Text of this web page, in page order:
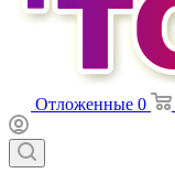
Отложенные 0